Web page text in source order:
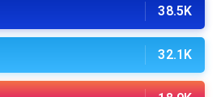
38.5K
32.1K